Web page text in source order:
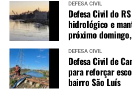
DEFESA CIVIL
Defesa Civil do
hidrológico e
próximo
DEFESA CIVIL
Defesa Civil de
para reforçar
bairro São Luís